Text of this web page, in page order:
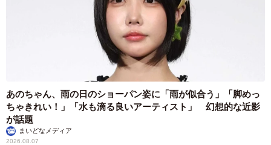
遊びに来るようになった。最初のうちは誰とも話をせず、
ただ猫を眺めて1時間半ほど過ごして帰る。そんな日々が続
いた。少しずつ掃除や猫の世話を手伝うようになり、やが
て笑顔を見せることも多くなった。相変わらず誰とも話さ
ないが、猫の様子がおかしいと感じたら、ジェスチャーで
西尾さんに知らせてくれることがあった。
そのKちゃんが、職場体験の活動先に「ふみふみ」を選ん
だ。
あのちゃん、雨の日のショーパン姿に「雨が似合う」「脚めっ
ちゃきれい！」「水も滴る良いアーティスト」 幻想的な近影
が話題
まいどなメディア
2026.08.07